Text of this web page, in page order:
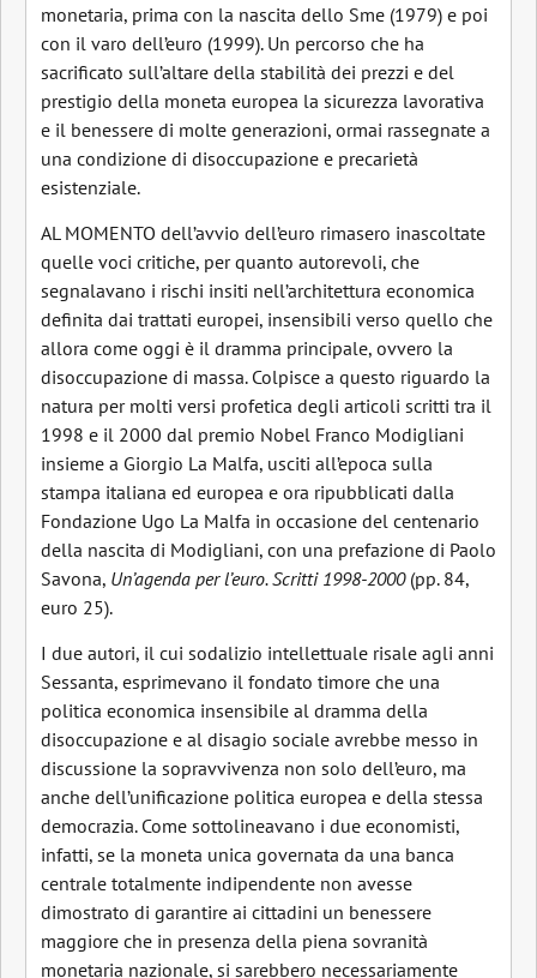
monetaria, prima con la nascita dello Sme (1979) e poi
con il varo dell’euro (1999). Un percorso che ha
sacrificato sull’altare della stabilità dei prezzi e del
prestigio della moneta europea la sicurezza lavorativa
e il benessere di molte generazioni, ormai rassegnate a
una condizione di disoccupazione e precarietà
esistenziale.
AL MOMENTO dell’avvio dell’euro rimasero inascoltate
quelle voci critiche, per quanto autorevoli, che
segnalavano i rischi insiti nell’architettura economica
definita dai trattati europei, insensibili verso quello che
allora come oggi è il dramma principale, ovvero la
disoccupazione di massa. Colpisce a questo riguardo la
natura per molti versi profetica degli articoli scritti tra il
1998 e il 2000 dal premio Nobel Franco Modigliani
insieme a Giorgio La Malfa, usciti all’epoca sulla
stampa italiana ed europea e ora ripubblicati dalla
Fondazione Ugo La Malfa in occasione del centenario
della nascita di Modigliani, con una prefazione di Paolo
Savona, Un’agenda per l’euro. Scritti 1998-2000(pp. 84,
euro 25).
I due autori, il cui sodalizio intellettuale risale agli anni
Sessanta, esprimevano il fondato timore che una
politica economica insensibile al dramma della
disoccupazione e al disagio sociale avrebbe messo in
discussione la sopravvivenza non solo dell’euro, ma
anche dell’unificazione politica europea e della stessa
democrazia. Come sottolineavano i due economisti,
infatti, se la moneta unica governata da una banca
centrale totalmente indipendente non avesse
dimostrato di garantire ai cittadini un benessere
maggiore che in presenza della piena sovranità
monetaria nazionale, si sarebbero necessariamente